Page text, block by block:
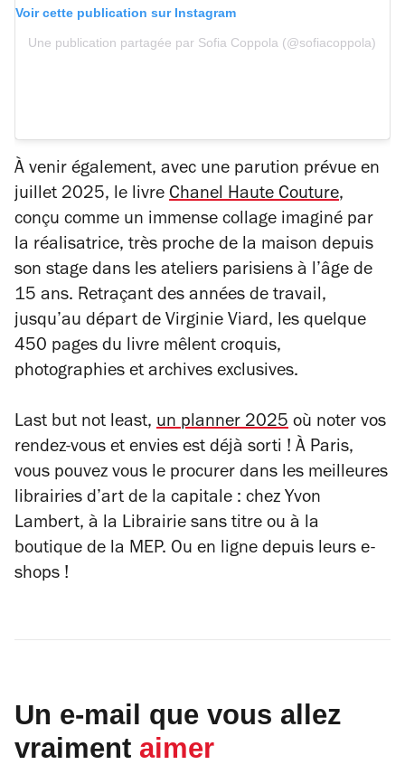
Voir cette publication sur Instagram
Une publication partagée par Sofia Coppola (@sofiacoppola)
À venir également, avec une parution prévue en
juillet 2025, le livre Chanel Haute Couture,
conçu comme un immense collage imaginé par
la réalisatrice, très proche de la maison depuis
son stage dans les ateliers parisiens à l’âge de
15 ans. Retraçant des années de travail,
jusqu’au départ de Virginie Viard, les quelque
450 pages du livre mêlent croquis,
photographies et archives exclusives.
Last but not least, un planner 2025 où noter vos
rendez-vous et envies est déjà sorti ! À Paris,
vous pouvez vous le procurer dans les meilleures
librairies d’art de la capitale : chez Yvon
Lambert, à la Librairie sans titre ou à la
boutique de la MEP. Ou en ligne depuis leurs e-
shops !
Un e-mail que vous allez
vraiment aimer